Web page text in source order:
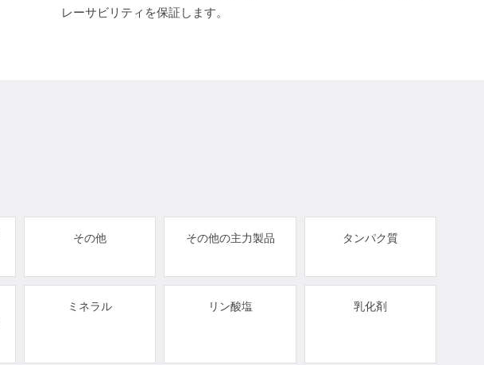
レーサビリティを保証します。
その他 その他の主力製品 タンパク質
ミネラル リン酸塩 乳化剤